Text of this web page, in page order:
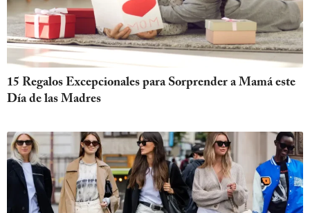
15 Regalos Excepcionales para Sorprender a Mamá este
Día de las Madres